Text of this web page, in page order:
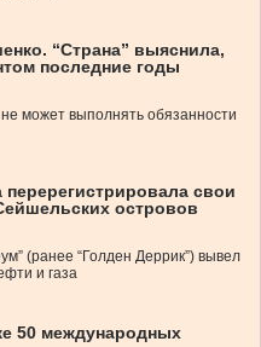
“Страна” выяснила,
последние годы
может выполнять обязанности
свои
островов
(ранее “Голден Деррик”) вывел
и газа
50 международных